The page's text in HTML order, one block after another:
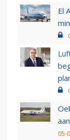
El
05-